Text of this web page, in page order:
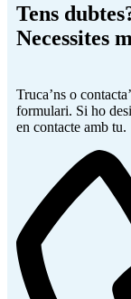
Tens
Necessites
Truca’ns o
formulari. Si ho
en contacte amb tu.